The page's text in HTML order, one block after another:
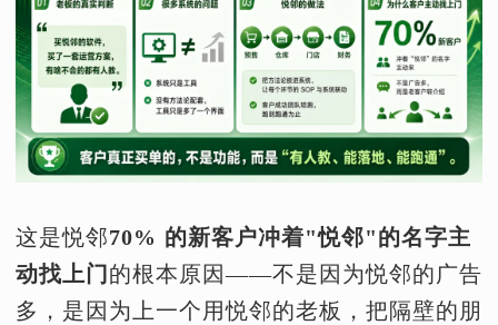
这是悦邻70% 的新客户冲着"悦邻"的名字主
动找上门 的根本原因——不是因为悦邻的广告
多，是因为上一个用悦邻的老板，把隔壁的朋